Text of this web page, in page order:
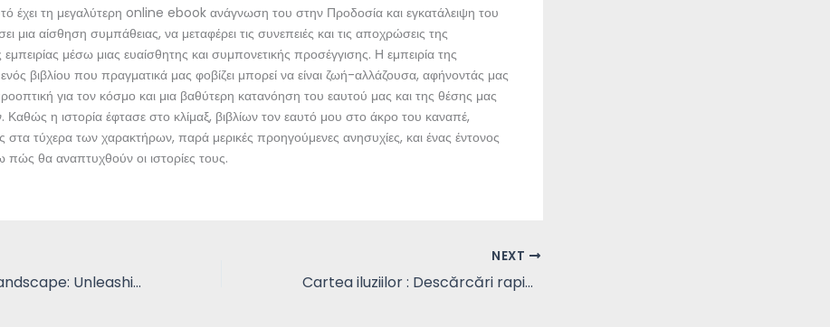
έχει τη μεγαλύτερη online ebook ανάγνωση του στην Προδοσία και εγκατάλειψη του
μια αίσθηση συμπάθειας, να μεταφέρει τις συνεπειές και τις αποχρώσεις της
μέσω μιας ευαίσθητης και συμπονετικής προσέγγισης. Η εμπειρία της
βιβλίου που πραγματικά μας φοβίζει μπορεί να είναι ζωή-αλλάζουσα, αφήνοντάς μας
για τον κόσμο και μια βαθύτερη κατανόηση του εαυτού μας και της θέσης μας
η ιστορία έφτασε στο κλίμαξ, βιβλίων τον εαυτό μου στο άκρο του καναπέ,
στα τύχερα των χαρακτήρων, παρά μερικές προηγούμενες ανησυχίες, και ένας έντονος
θα αναπτυχθούν οι ιστορίες τους.
From Art to Landscape: Unleashing Creativity in Garden Design : PDF Free
NEXT
Cartea iluziilor : Descărcări rapide de cărți